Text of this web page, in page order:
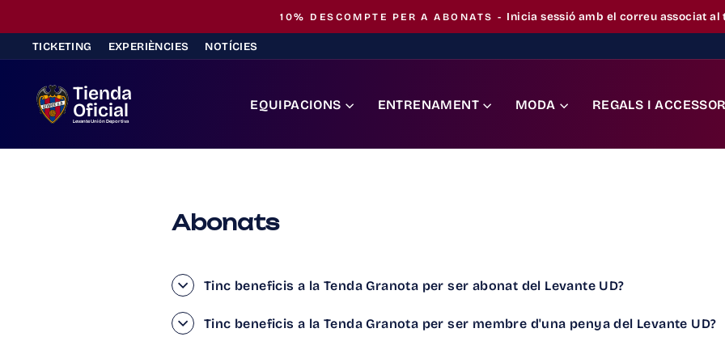
al
contingut
Pausa
la
10% DESCOMPTE PER A ABONATS - Inicia sessió amb el correu associat al
TICKETING EXPERIÈNCIES NOTÍCIES
Tienda
Oficial
Levante Unión Deportiva
EQUIPACIONS ENTRENAMENT MODA REGALS I
Abonats
Tinc beneficis a la Tenda Granota per ser abonat del Levante UD?
Tinc beneficis a la Tenda Granota per ser membre d'una penya del Levante UD?